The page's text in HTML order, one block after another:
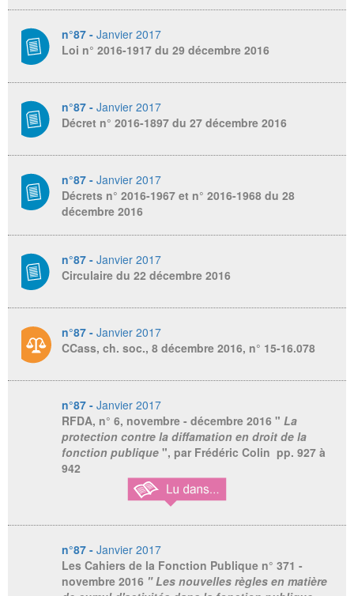
n°87 - Janvier 2017
Loi n° 2016-1917 du 29 décembre 2016
n°87 - Janvier 2017
Décret n° 2016-1897 du 27 décembre 2016
n°87 - Janvier 2017
Décrets n° 2016-1967 et n° 2016-1968 du 28
décembre 2016
n°87 - Janvier 2017
Circulaire du 22 décembre 2016
n°87 - Janvier 2017
CCass, ch. soc., 8 décembre 2016, n° 15-16.078
n°87 - Janvier 2017
RFDA, n° 6, novembre - décembre 2016 " La
protection contre la diffamation en droit de la
fonction publique ", par Frédéric Colin pp. 927 à
942
n°87 - Janvier 2017
Les Cahiers de la Fonction Publique n° 371 -
novembre 2016 " Les nouvelles règles en matière